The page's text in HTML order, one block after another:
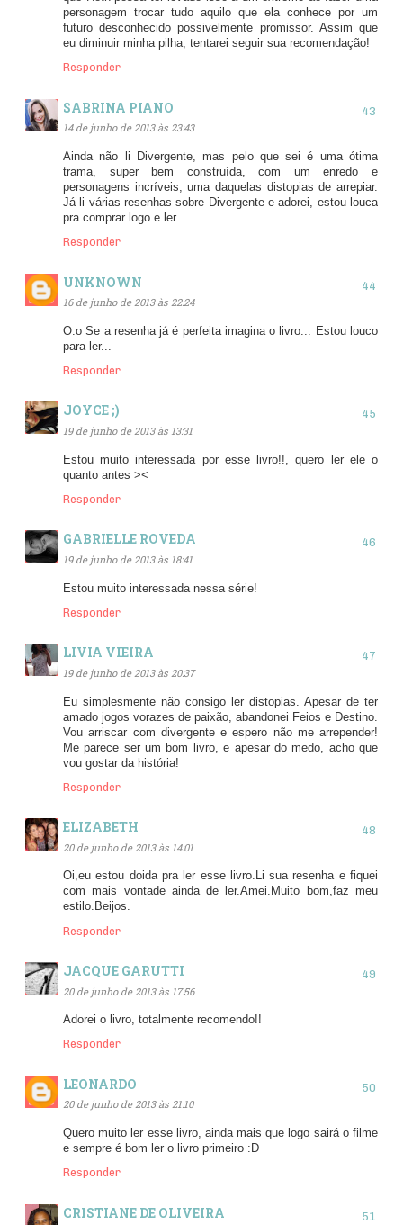
personagem trocar tudo aquilo que ela conhece por um
futuro desconhecido possivelmente promissor. Assim que
eu diminuir minha pilha, tentarei seguir sua recomendação!
Responder
SABRINA PIANO
14 de junho de 2013 às 23:43
Ainda não li Divergente, mas pelo que sei é uma ótima
trama, super bem construída, com um enredo e
personagens incríveis, uma daquelas distopias de arrepiar.
Já li várias resenhas sobre Divergente e adorei, estou louca
pra comprar logo e ler.
Responder
UNKNOWN
16 de junho de 2013 às 22:24
O.o Se a resenha já é perfeita imagina o livro... Estou louco
para ler...
Responder
JOYCE ;)
19 de junho de 2013 às 13:31
Estou muito interessada por esse livro!!, quero ler ele o
quanto antes ><
Responder
GABRIELLE ROVEDA
19 de junho de 2013 às 18:41
Estou muito interessada nessa série!
Responder
LIVIA VIEIRA
19 de junho de 2013 às 20:37
Eu simplesmente não consigo ler distopias. Apesar de ter
amado jogos vorazes de paixão, abandonei Feios e Destino.
Vou arriscar com divergente e espero não me arrepender!
Me parece ser um bom livro, e apesar do medo, acho que
vou gostar da história!
Responder
ELIZABETH
20 de junho de 2013 às 14:01
Oi,eu estou doida pra ler esse livro.Li sua resenha e fiquei
com mais vontade ainda de ler.Amei.Muito bom,faz meu
estilo.Beijos.
Responder
JACQUE GARUTTI
20 de junho de 2013 às 17:56
Adorei o livro, totalmente recomendo!!
Responder
LEONARDO
20 de junho de 2013 às 21:10
Quero muito ler esse livro, ainda mais que logo sairá o filme
e sempre é bom ler o livro primeiro :D
Responder
CRISTIANE DE OLIVEIRA